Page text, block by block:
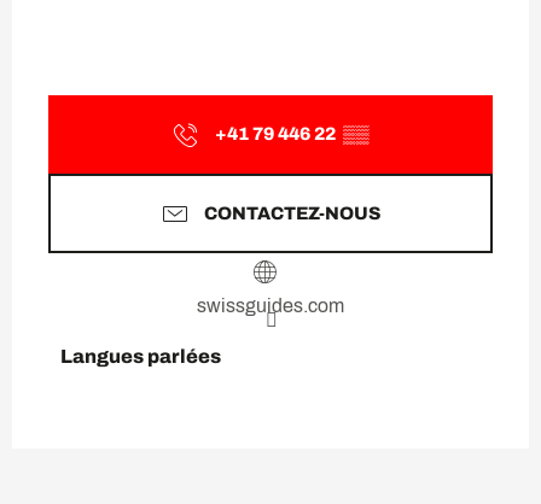
+41 79 446 22 ▒▒
CONTACTEZ-NOUS
swissguides.com
Langues parlées
Langues parlées